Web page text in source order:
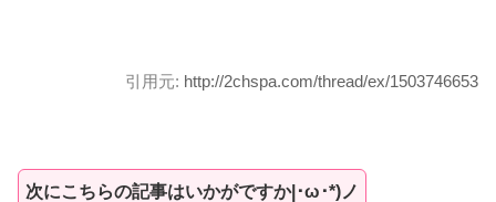
引用元: http://2chspa.com/thread/ex/1503746653
次にこちらの記事はいかがですか|･ω･*)ノ